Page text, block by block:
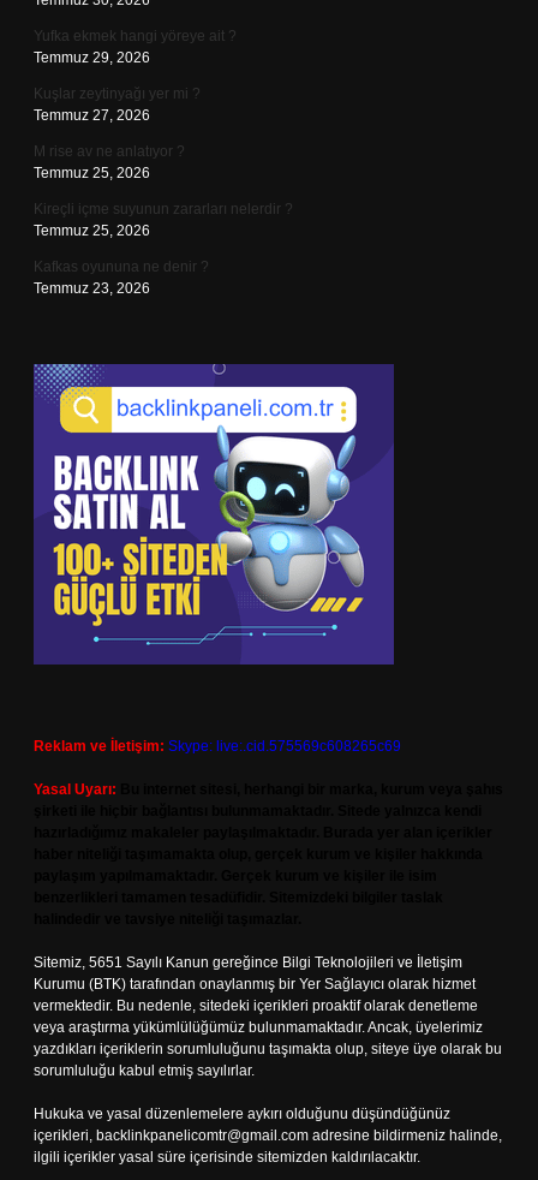
Yufka ekmek hangi yöreye ait ?
Temmuz 29, 2026
Kuşlar zeytinyağı yer mi ?
Temmuz 27, 2026
M rise av ne anlatıyor ?
Temmuz 25, 2026
Kireçli içme suyunun zararları nelerdir ?
Temmuz 25, 2026
Kafkas oyununa ne denir ?
Temmuz 23, 2026
Reklam ve İletişim: Skype: live:.cid.575569c608265c69
Yasal Uyarı:
Sitemiz, 5651 Sayılı Kanun gereğince Bilgi Teknolojileri ve İletişim
Kurumu (BTK) tarafından onaylanmış bir Yer Sağlayıcı olarak hizmet
vermektedir. Bu nedenle, sitedeki içerikleri proaktif olarak denetleme
veya araştırma yükümlülüğümüz bulunmamaktadır. Ancak, üyelerimiz
yazdıkları içeriklerin sorumluluğunu taşımakta olup, siteye üye olarak bu
sorumluluğu kabul etmiş sayılırlar.
Hukuka ve yasal düzenlemelere aykırı olduğunu düşündüğünüz
içerikleri, backlinkpanelicomtr@gmail.com adresine bildirmeniz halinde,
ilgili içerikler yasal süre içerisinde sitemizden kaldırılacaktır.